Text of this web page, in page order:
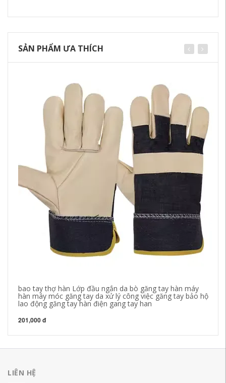
SẢN PHẨM ƯA THÍCH
bao tay thợ hàn Lớp đầu ngắn da bò găng tay hàn máy
hàn máy móc găng tay da xử lý công việc găng tay bảo hộ
lao động găng tay hàn điện gang tay han
201,000 đ
LIÊN HỆ